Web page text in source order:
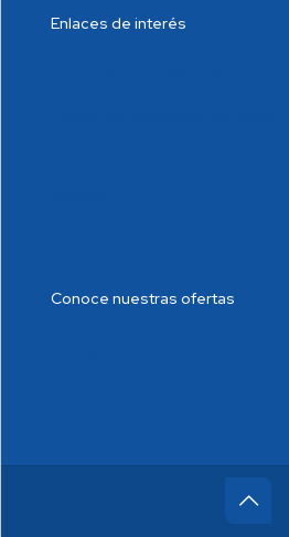
Enlaces de interés
Conoce nuestras ofertas